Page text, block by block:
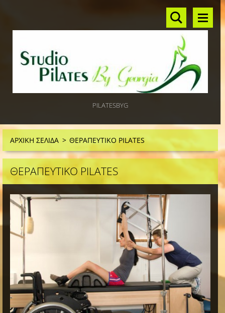
PILATESBYG
ΑΡΧΙΚΗ ΣΕΛΙΔΑ > ΘΕΡΑΠΕΥΤΙΚΟ PILATES
ΘΕΡΑΠΕΥΤΙΚΟ PILATES